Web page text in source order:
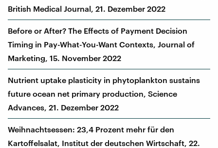
British Medical Journal, 21. Dezember 2022
Before or After? The Effects of Payment Decision
Timing in Pay-What-You-Want Contexts, Journal of
Marketing, 15. November 2022
Nutrient uptake plasticity in phytoplankton sustains
future ocean net primary production, Science
Advances, 21. Dezember 2022
Weihnachtsessen: 23,4 Prozent mehr für den
Kartoffelsalat, Institut der deutschen Wirtschaft, 22.